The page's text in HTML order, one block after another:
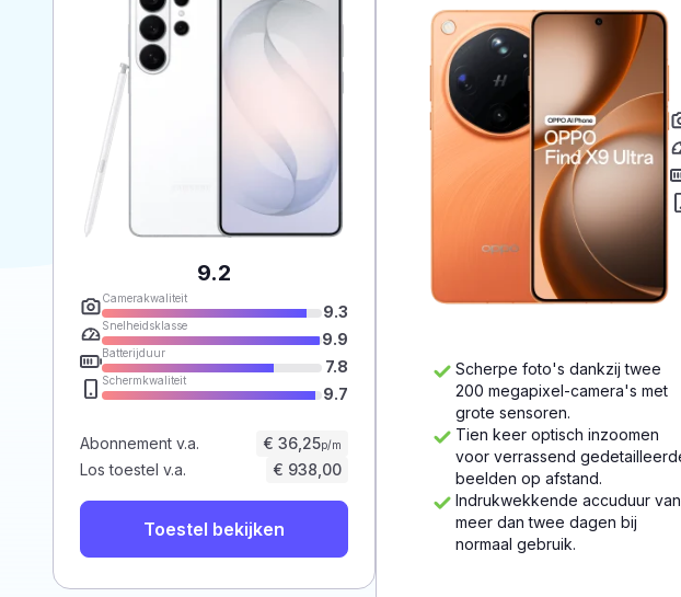
Scherpe foto's dankzij twee
200 megapixel-camera's met
grote sensoren.
Tien keer optisch inzoomen
voor verrassend
beelden op afstand.
Indrukwekkende accuduur van
meer dan twee dagen bij
normaal gebruik.
9.2
Camerakwaliteit
9.3
Snelheidsklasse
9.9
Batterijduur
7.8
Schermkwaliteit
9.7
Abonnement v.a. € 36,25p/m
Los toestel v.a. € 938,00
Toestel bekijken